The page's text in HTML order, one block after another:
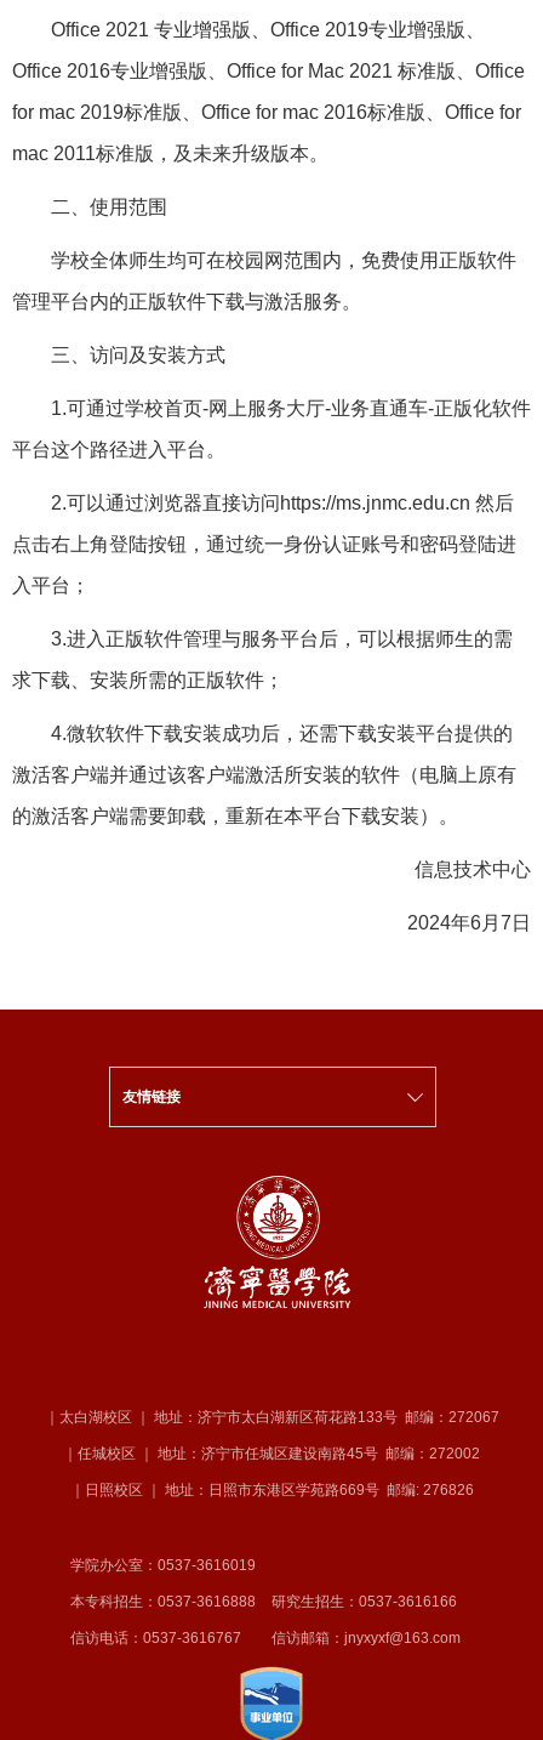
Office 2021 专业增强版、Office 2019专业增强版、
Office 2016专业增强版、Office for Mac 2021 标准版、Office
for mac 2019标准版、Office for mac 2016标准版、Office for
mac 2011标准版，及未来升级版本。
二、使用范围
学校全体师生均可在校园网范围内，免费使用正版软件
管理平台内的正版软件下载与激活服务。
三、访问及安装方式
1.可通过学校首页-网上服务大厅-业务直通车-正版化软件
平台这个路径进入平台。
2.可以通过浏览器直接访问https://ms.jnmc.edu.cn 然后
点击右上角登陆按钮，通过统一身份认证账号和密码登陆进
入平台；
3.进入正版软件管理与服务平台后，可以根据师生的需
求下载、安装所需的正版软件；
4.微软软件下载安装成功后，还需下载安装平台提供的
激活客户端并通过该客户端激活所安装的软件（电脑上原有
的激活客户端需要卸载，重新在本平台下载安装）。
信息技术中心
2024年6月7日
友情链接
｜太白湖校区 ｜ 地址：济宁市太白湖新区荷花路133号 邮编：272067
｜任城校区 ｜ 地址：济宁市任城区建设南路45号 邮编：272002
｜日照校区 ｜ 地址：日照市东港区学苑路669号 邮编: 276826
学院办公室：0537-3616019
本专科招生：0537-3616888 研究生招生：0537-3616166
信访电话：0537-3616767 信访邮箱：jnyxyxf@163.com